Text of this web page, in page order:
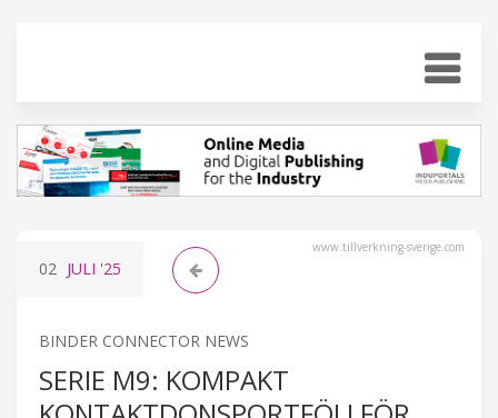
www.tillverkning-sverige.com
02 JULI '25
BINDER CONNECTOR NEWS
SERIE M9: KOMPAKT